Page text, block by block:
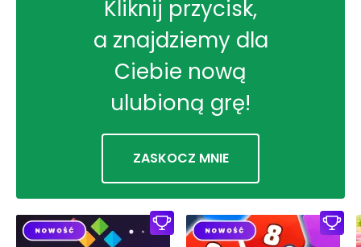
Kliknij przycisk,
a znajdziemy dla
Ciebie nową
ulubioną grę!
ZASKOCZ MNIE